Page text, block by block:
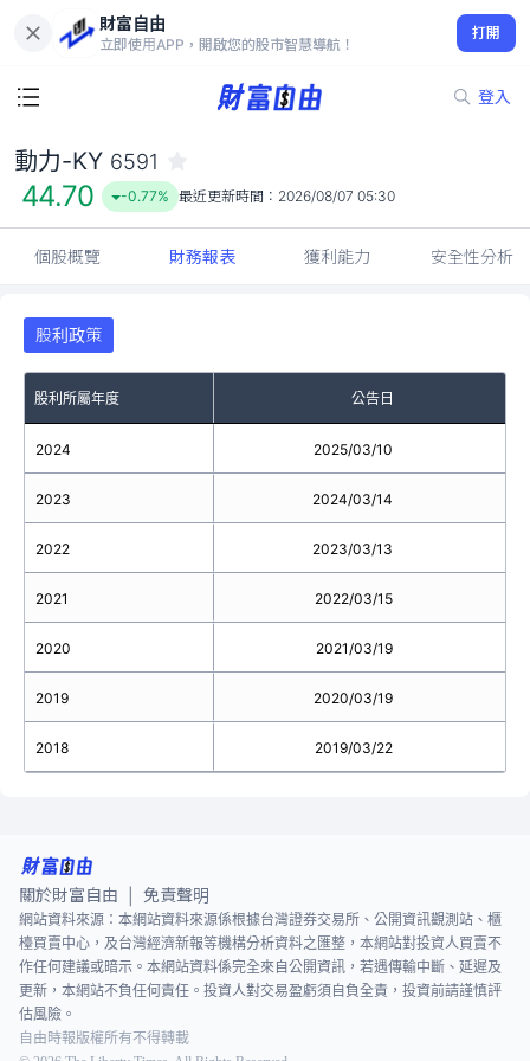
財富自由
立即使用APP，開啟您的股市智慧導航！
打開
登入
44.70
-0.77%
動力-KY 6591
44.70 -0.77% 最近更新時間： 2026/08/07 05:30
個股概覽 財務報表 獲利能力 安全性分析
股利政策
股利所屬年度 公告日
2024
2023
2022
2021
2020
2019
2018
2025/03/10
2024/03/14
2023/03/13
2022/03/15
2021/03/19
2020/03/19
2019/03/22
關於財富自由 免責聲明
網站資料來源：本網站資料來源係根據台灣證券交易所、公開資訊觀測站、櫃
檯買賣中心，及台灣經濟新報等機構分析資料之匯整，本網站對投資人買賣不
作任何建議或暗示。本網站資料係完全來自公開資訊，若遇傳輸中斷、延遲及
更新，本網站不負任何責任。投資人對交易盈虧須自負全責，投資前請謹慎評
估風險。
自由時報版權所有不得轉載